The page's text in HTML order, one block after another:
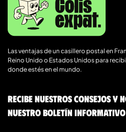
Las ventajas de un casillero postal en
Reino Unido o Estados Unidos para
donde estés en el mundo.
Recibe nuestros consejos y
nuestro boletín informativo